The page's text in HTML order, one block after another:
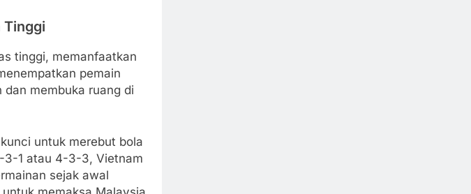
Tinggi
tinggi, memanfaatkan
pemain
membuka ruang di
untuk merebut bola
3-1 atau 4-3-3, Vietnam
sejak awal